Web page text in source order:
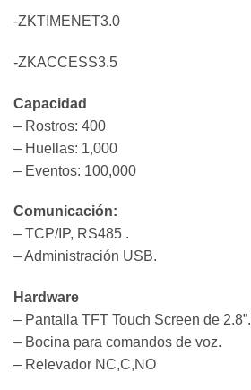
-ZKTIMENET3.0
-ZKACCESS3.5
Capacidad
– Rostros: 400
– Huellas: 1,000
– Eventos: 100,000
Comunicación:
– TCP/IP, RS485 .
– Administración USB.
Hardware
– Pantalla TFT Touch Screen de 2.8”.
– Bocina para comandos de voz.
– Relevador NC,C,NO